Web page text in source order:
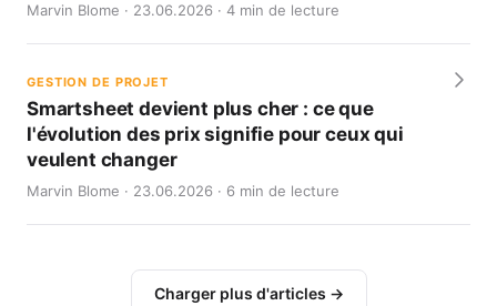
Marvin Blome · 23.06.2026 · 4 min de lecture
GESTION DE PROJET
Smartsheet devient plus cher : ce que
l'évolution des prix signifie pour ceux qui
veulent changer
Marvin Blome · 23.06.2026 · 6 min de lecture
Charger plus d'articles →